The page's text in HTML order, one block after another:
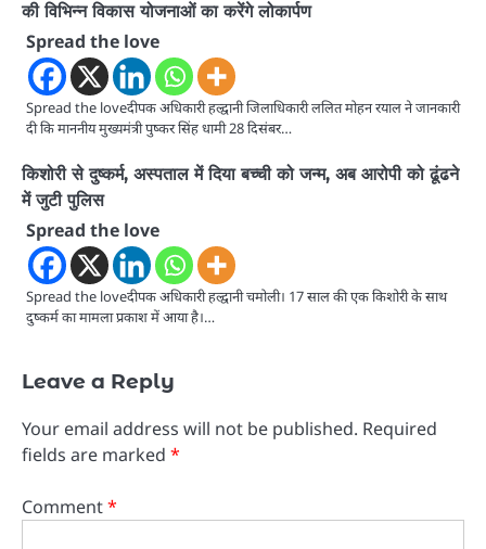
की विभिन्न विकास योजनाओं का करेंगे लोकार्पण
Spread the love
Spread the loveदीपक अधिकारी हल्द्वानी जिलाधिकारी ललित मोहन रयाल ने जानकारी
दी कि माननीय मुख्यमंत्री पुष्कर सिंह धामी 28 दिसंबर…
किशोरी से दुष्कर्म, अस्पताल में दिया बच्ची को जन्म, अब आरोपी को ढूंढने
में जुटी पुलिस
Spread the love
Spread the loveदीपक अधिकारी हल्द्वानी चमोली। 17 साल की एक किशोरी के साथ
दुष्कर्म का मामला प्रकाश में आया है।…
Leave a Reply
Your email address will not be published. Required
fields are marked *
Comment*